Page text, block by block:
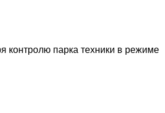
контролю парка техники в режиме